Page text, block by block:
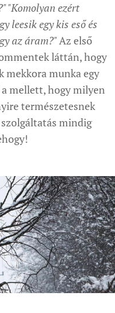
"Komolyan ezért
leesik egy kis eső és
az áram?"Az első
láttán, hogy
mekkora munka egy
mellett, hogy milyen
természetesnek
mindig